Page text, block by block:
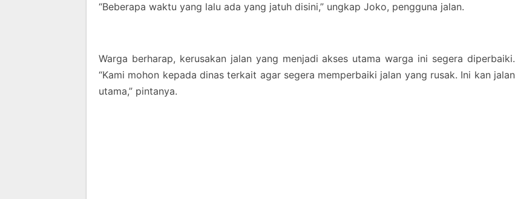
“Beberapa waktu yang lalu ada yang jatuh disini,” ungkap Joko, pengguna jalan.
Warga berharap, kerusakan jalan yang menjadi akses utama warga ini segera diperbaiki.
“Kami mohon kepada dinas terkait agar segera memperbaiki jalan yang rusak. Ini kan jalan
utama,” pintanya.